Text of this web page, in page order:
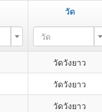
วัด
วัด
วัดวังยาว
วัดวังยาว
วัดวังยาว